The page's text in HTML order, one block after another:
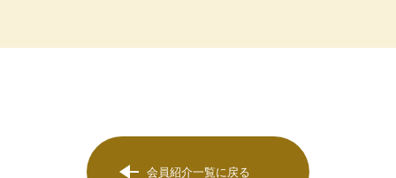
会員紹介一覧に戻る